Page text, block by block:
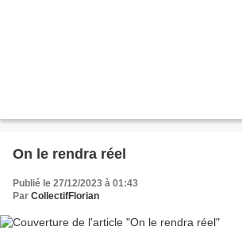
On le rendra réel
Publié le 27/12/2023 à 01:43
Par CollectifFlorian